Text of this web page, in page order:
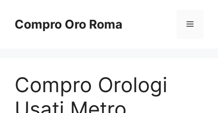
contenuto
Compro Oro Roma Menu
Compro Orologi